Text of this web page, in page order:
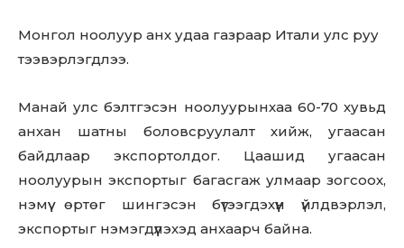
Монгол ноолуур анх удаа газраар Итали улс руу
тээвэрлэгдлээ.
Манай улс бэлтгэсэн ноолуурынхаа 60-70 хувьд
анхан шатны боловсруулалт хийж, угаасан
байдлаар экспортолдог. Цаашид угаасан
ноолуурын экспортыг багасгаж улмаар зогсоох,
нэмүү өртөг шингэсэн бүтээгдэхүүн үйлдвэрлэл,
экспортыг нэмэгдүүлэхэд анхаарч байна.